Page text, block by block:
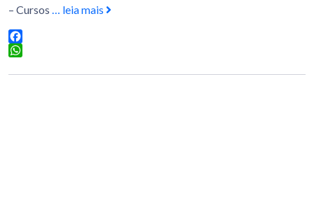
– Cursos
… leia mais
Facebook